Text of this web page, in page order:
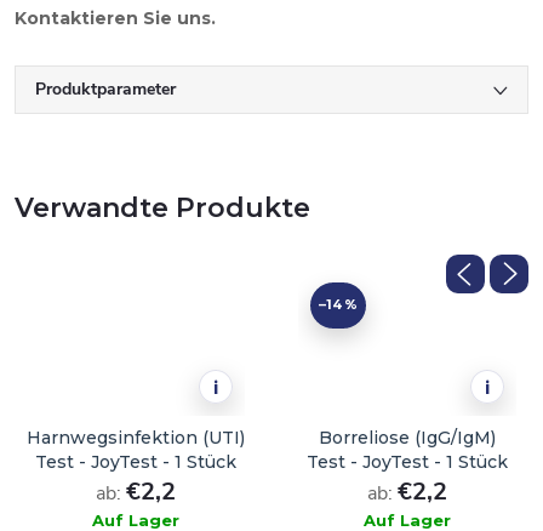
Kontaktieren Sie uns.
Produktparameter
Verwandte Produkte
i
Harnwegsinfektion (UTI)
Test - JoyTest - 1 Stück
ab: €2,2
Auf Lager
i
–14 %
Borreliose (IgG/IgM)
Test - JoyTest - 1 Stück
ab: €2,2
Auf Lager